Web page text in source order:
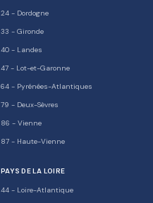
24 - Dordogne
33 - Gironde
40 - Landes
47 - Lot-et-Garonne
64 - Pyrénées-Atlantiques
79 - Deux-Sèvres
86 - Vienne
87 - Haute-Vienne
PAYS DE LA LOIRE
44 - Loire-Atlantique